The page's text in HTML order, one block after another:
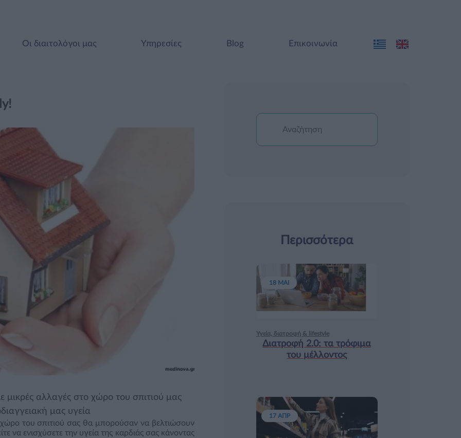
Οι διαιτολόγοι μας Υπηρεσίες Blog Επικοινωνία
αλλαγές στο χώρο του σπιτιού μας
μας υγεία
χώρο του σπιτιού σας θα μπορούσαν να βελτιώσουν
να ενισχύσετε την υγεία της καρδιάς σας κάνοντας
Περισσότερα
Υγεία, διατροφή & lifestyle
Διατροφή 2.0: τα τρόφιμα
του μέλλοντος
18 ΜΑΙ
17 ΑΠΡ